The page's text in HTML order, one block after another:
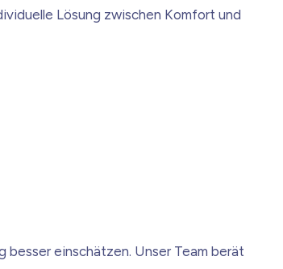
Lösung zwischen Komfort und
einschätzen. Unser Team berät